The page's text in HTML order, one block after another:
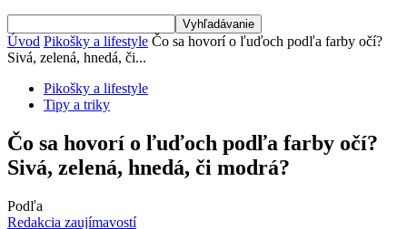
Úvod Pikošky a lifestyle Čo sa hovorí o ľuďoch podľa farby očí?
Sivá, zelená, hnedá, či...
Pikošky a lifestyle
Tipy a triky
Čo sa hovorí o ľuďoch podľa farby očí?
Sivá, zelená, hnedá, či modrá?
Podľa
Redakcia zaujímavostí